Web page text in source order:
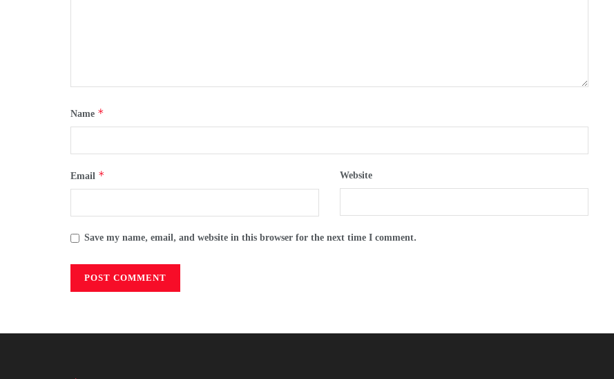
Name *
Email * Website
Save my name, email, and website in this browser for the next time I comment.